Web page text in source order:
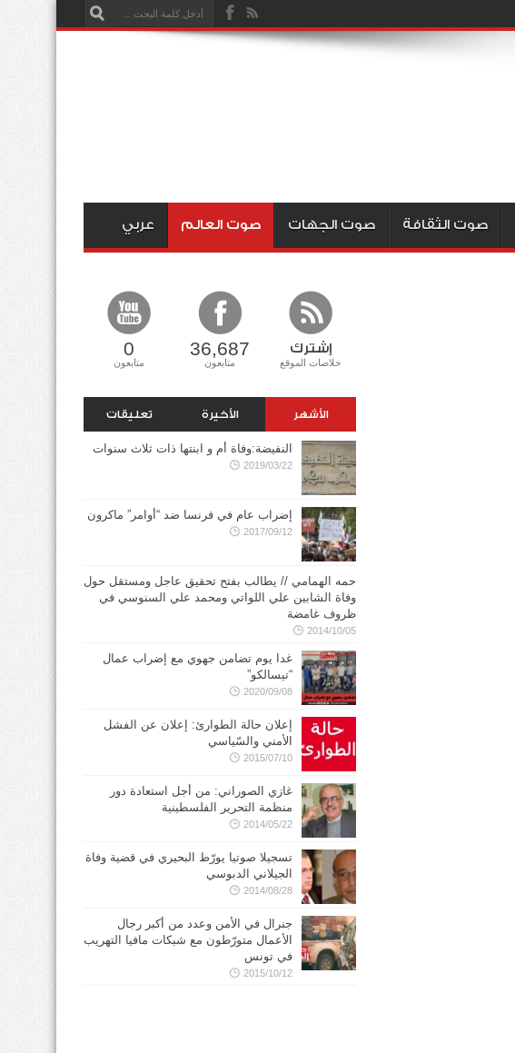
صوت الثقافة صوت الجهات صوت العالم عربي
إشترك
خلاصات الموقع
36,687
متابعون
0
متابعون
الأشهر الأخيرة تعليقات
النفيضة:وفاة أم و ابنتها ذات ثلاث سنوات
2019/03/22
إضراب عام في فرنسا ضد “أوامر” ماكرون
2017/09/12
حمه الهمامي // يطالب بفتح تحقيق عاجل ومستقل حول
وفاة الشابين علي اللواتي ومحمد علي السنوسي في
ظروف غامضة
2014/10/05
غدا يوم تضامن جهوي مع إضراب عمال
“تيسالكو”
2020/09/08
إعلان حالة الطوارئ: إعلان عن الفشل
الأمني والسّياسي
2015/07/10
غازي الصوراني: من أجل استعادة دور
منظمة التحرير الفلسطينية
2014/05/22
تسجيلا صوتيا يورّط البحيري في قضية وفاة
الجيلاني الدبوسي
2014/08/28
جنرال في الأمن وعدد من أكبر رجال
الأعمال متورّطون مع شبكات مافيا التهريب
في تونس
2015/10/12